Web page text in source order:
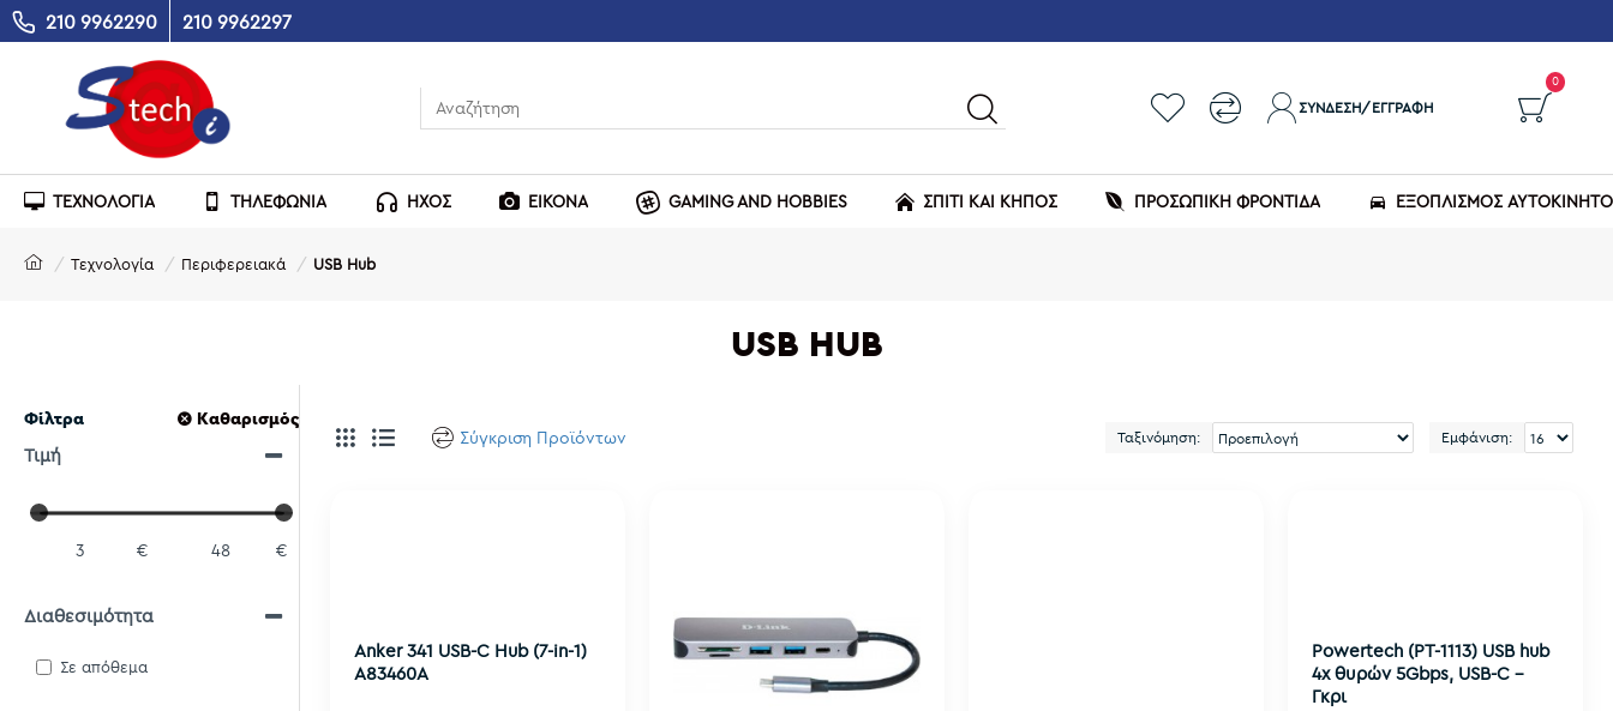
210 9962290 210 9962297
ΣΎΝΔΕΣΗ/ΕΓΓΡΑΦΉ
0
ΤΕΧΝΟΛΟΓΙΑ ΤΗΛΕΦΩΝΙΑ ΗΧΟΣ ΕΙΚΟΝΑ GAMING AND HOBBIES ΣΠΙΤΙ ΚΑΙ ΚΗΠΟΣ ΠΡΟΣΩΠΙΚΗ ΦΡΟΝΤΙΔΑ ΕΞΟΠΛΙΣΜΌΣ
Τεχνολογία Περιφερειακά USB Hub
USB HUB
Φίλτρα Καθαρισμός
Τιμή
€ €
Διαθεσιμότητα
Σε απόθεμα
Σύγκριση Προϊόντων Ταξινόμηση: Εμφάνιση:
Anker 341 USB-C Hub (7-in-1)
A83460A
Powertech (PT-1113) USB hub
4x θυρών 5Gbps, USB-C -
Γκρι